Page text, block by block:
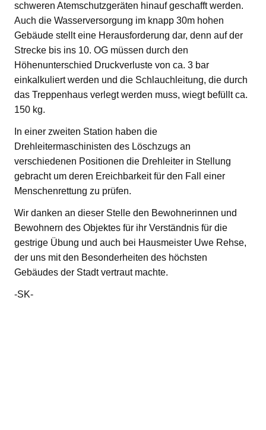
schweren Atemschutzgeräten hinauf geschafft werden.
Auch die Wasserversorgung im knapp 30m hohen
Gebäude stellt eine Herausforderung dar, denn auf der
Strecke bis ins 10. OG müssen durch den
Höhenunterschied Druckverluste von ca. 3 bar
einkalkuliert werden und die Schlauchleitung, die durch
das Treppenhaus verlegt werden muss, wiegt befüllt ca.
150 kg.
In einer zweiten Station haben die
Drehleitermaschinisten des Löschzugs an
verschiedenen Positionen die Drehleiter in Stellung
gebracht um deren Ereichbarkeit für den Fall einer
Menschenrettung zu prüfen.
Wir danken an dieser Stelle den Bewohnerinnen und
Bewohnern des Objektes für ihr Verständnis für die
gestrige Übung und auch bei Hausmeister Uwe Rehse,
der uns mit den Besonderheiten des höchsten
Gebäudes der Stadt vertraut machte.
-SK-